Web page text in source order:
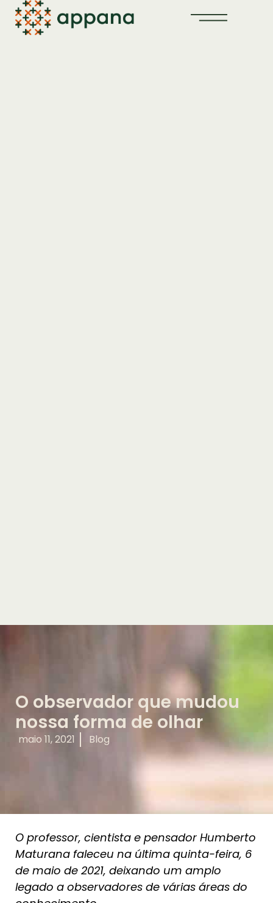
O observador que mudou
nossa forma de olhar
maio 11, 2021 Blog
O professor, cientista e pensador Humberto
Maturana faleceu na última quinta-feira, 6
de maio de 2021, deixando um amplo
legado a observadores de várias áreas do